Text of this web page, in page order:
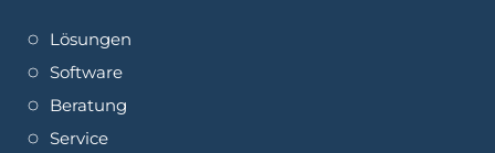
Lösungen
Software
Beratung
Service